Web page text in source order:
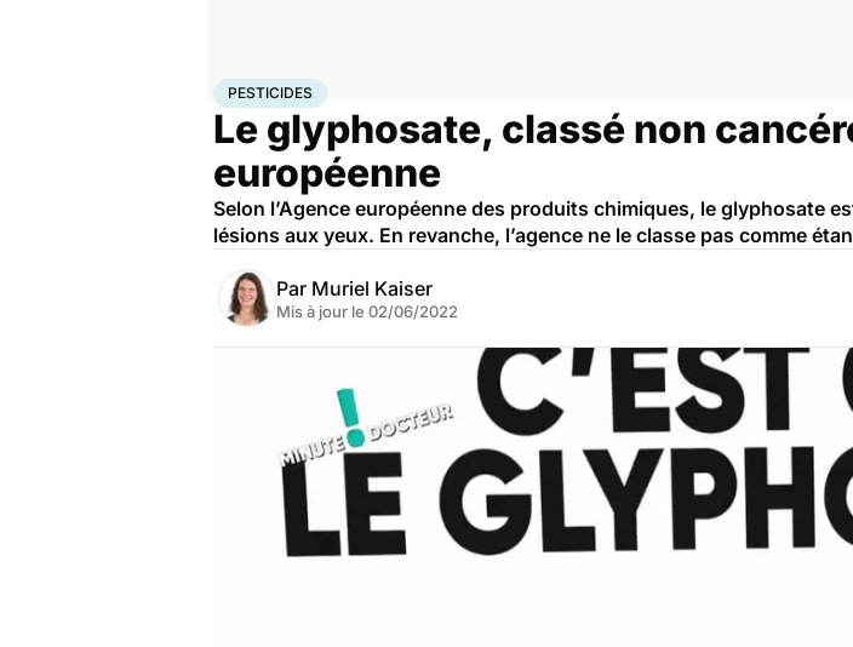
AccueilSantéSociété
PESTICIDES
Le glyphosate, classé non
européenne
Selon l’Agence européenne des produits chimiques, le glyphosate
lésions aux yeux. En revanche, l’agence ne le classe pas comme
Par Muriel Kaiser
Mis à jour le 02/06/2022